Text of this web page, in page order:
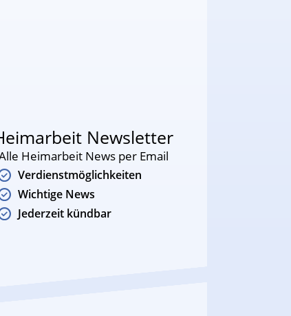
Newsletter
Heimarbeit News per Email
Verdienstmöglichkeiten
Wichtige News
Jederzeit kündbar